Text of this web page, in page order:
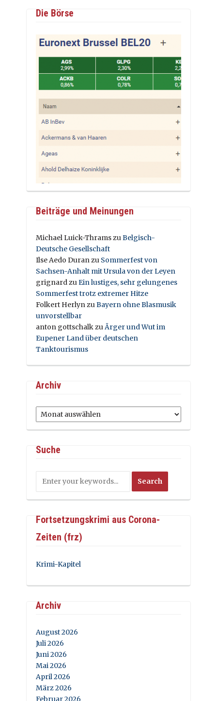
Die Börse
Beiträge und Meinungen
Michael Luick-ThramszuBelgisch-
Deutsche Gesellschaft
Ilse Aedo Duranzu Sommerfest von
Sachsen-Anhalt mit Ursula von der Leyen
grignardzuEin lustiges, sehr gelungenes
Sommerfest trotz extremer Hitze
Folkert HerlynzuBayern ohne Blasmusik
unvorstellbar
anton gottschalkzuÄrger und Wut im
Eupener Land über deutschen
Tanktourismus
Archiv
Archiv
Suche
Fortsetzungskrimi aus Corona-
Zeiten (frz)
Krimi-Kapitel
Archiv
August 2026
Juli 2026
Juni 2026
Mai 2026
April 2026
März 2026
Februar 2026